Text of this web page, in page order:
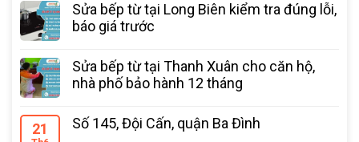
Sửa bếp từ tại Long Biên kiểm tra đúng lỗi,
báo giá trước
Sửa bếp từ tại Thanh Xuân cho căn hộ,
nhà phố bảo hành 12 tháng
21 Số 145, Đội Cấn, quận Ba Đình